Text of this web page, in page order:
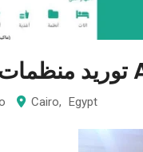
Cairo, Egypt